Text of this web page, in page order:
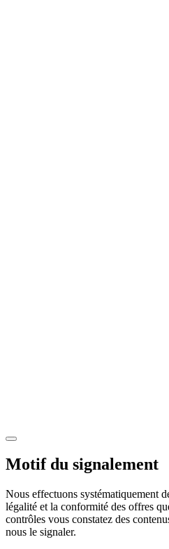
Motif du signalement
Nous effectuons systématiquement
légalité et la conformité des offres
contrôles vous constatez des
nous le signaler.